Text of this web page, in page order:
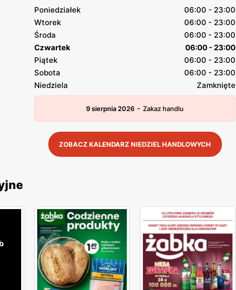
Poniedziałek
06:00 - 23:00
Wtorek
06:00 - 23:00
Środa
06:00 - 23:00
Czwartek
06:00 - 23:00
Piątek
06:00 - 23:00
Sobota
06:00 - 23:00
Niedziela
Zamknięte
9 sierpnia 2026 - Zakaz handlu
ZOBACZ KALENDARZ NIEDZIEL HANDLOWYCH